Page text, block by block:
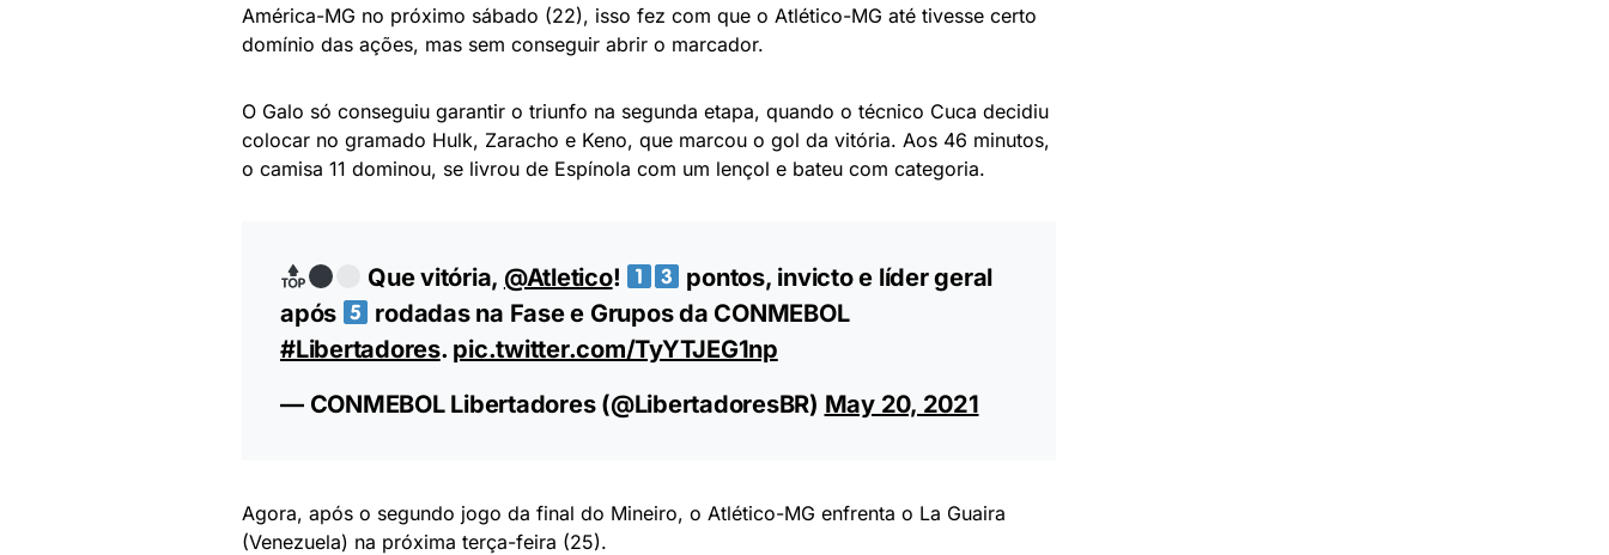
América-MG no próximo sábado (22), isso fez com que o Atlético-MG até tivesse certo
domínio das ações, mas sem conseguir abrir o marcador.
O Galo só conseguiu garantir o triunfo na segunda etapa, quando o técnico Cuca decidiu
colocar no gramado Hulk, Zaracho e Keno, que marcou o gol da vitória. Aos 46 minutos,
o camisa 11 dominou, se livrou de Espínola com um lençol e bateu com categoria.
Que vitória, @Atletico!
pontos, invicto e líder geral
após
rodadas na Fase e Grupos da CONMEBOL
#Libertadores. pic.twitter.com/TyYTJEG1np
— CONMEBOL Libertadores (@LibertadoresBR) May 20, 2021
Agora, após o segundo jogo da final do Mineiro, o Atlético-MG enfrenta o La Guaira
(Venezuela) na próxima terça-feira (25).